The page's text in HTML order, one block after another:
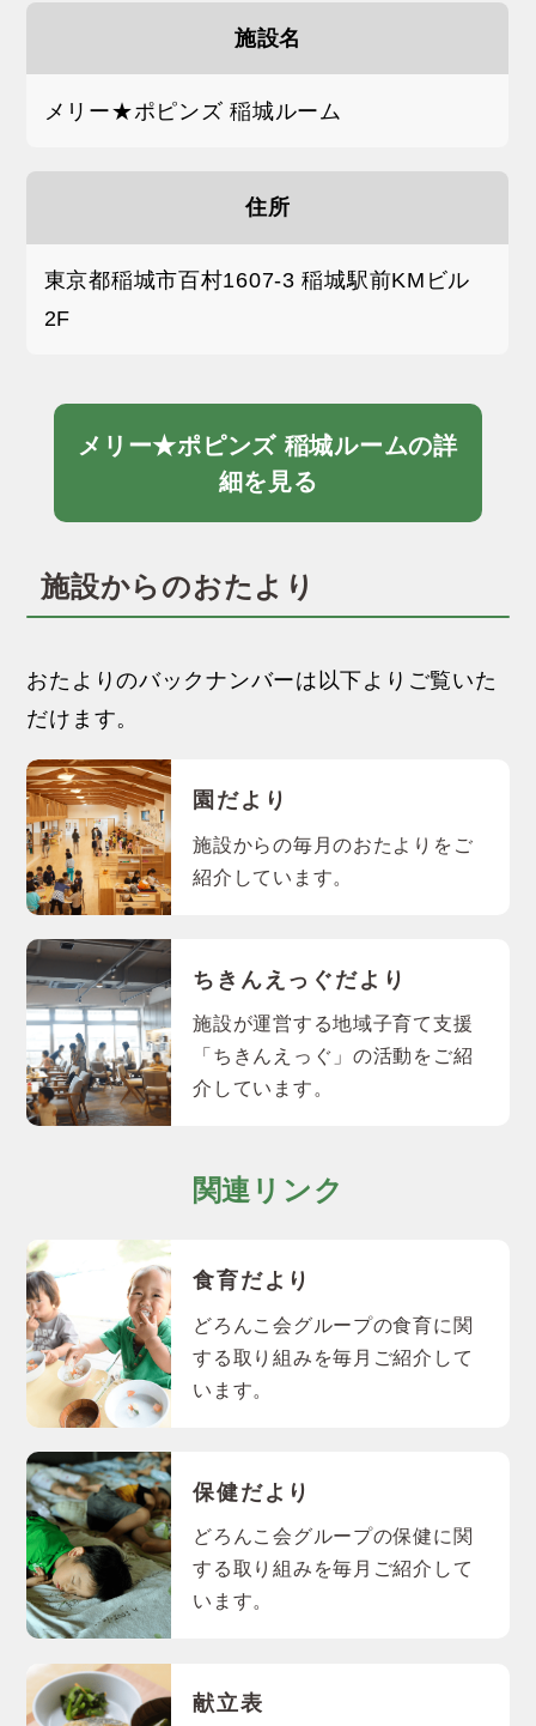
施設名
メリー★ポピンズ 稲城ルーム
住所
東京都稲城市百村1607-3 稲城駅前KMビル
2F
メリー★ポピンズ 稲城ルームの詳
細を見る
施設からのおたより
おたよりのバックナンバーは以下よりご覧いた
だけます。
園だより
施設からの毎月のおたよりをご
紹介しています。
ちきんえっぐだより
施設が運営する地域子育て支援
「ちきんえっぐ」の活動をご紹
介しています。
関連リンク
食育だより
どろんこ会グループの食育に関
する取り組みを毎月ご紹介して
います。
保健だより
どろんこ会グループの保健に関
する取り組みを毎月ご紹介して
います。
献立表